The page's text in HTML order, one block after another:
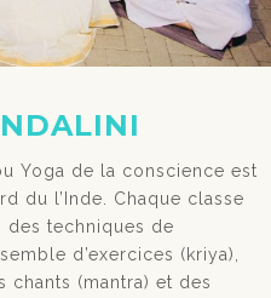
Yoga de la conscience est
du l’Inde. Chaque classe
des techniques de
d’exercices (kriya),
chants (mantra) et des